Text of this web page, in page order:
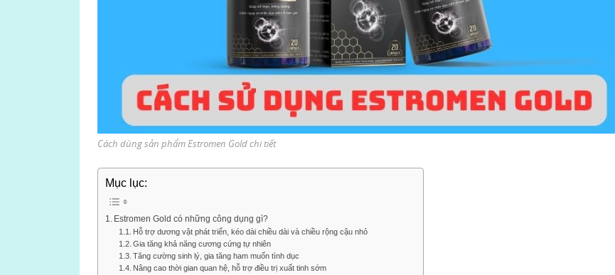
Cách dùng sản phẩm Estromen Gold chi tiết
Mục lục:
Estromen Gold có những công dụng gì?
Hỗ trợ dương vật phát triển, kéo dài chiều dài và chiều rộng cậu nhỏ
Gia tăng khả năng cương cứng tự nhiên
Tăng cường sinh lý, gia tăng ham muốn tình dục
Nâng cao thời gian quan hệ, hỗ trợ điều trị xuất tinh sớm